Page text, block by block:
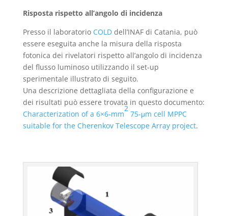
Risposta rispetto all’angolo di incidenza
Presso il laboratorio COLDdell’INAF di Catania, può
essere eseguita anche la misura della risposta
fotonica dei rivelatori rispetto all’angolo di incidenza
del flusso luminoso utilizzando il set-up
sperimentale illustrato di seguito.
Una descrizione dettagliata della configurazione e
dei risultati può essere trovata in questo documento:
Characterization of a 6×6-mm
2
75-μm cell MPPC
suitable for the Cherenkov Telescope Array project.